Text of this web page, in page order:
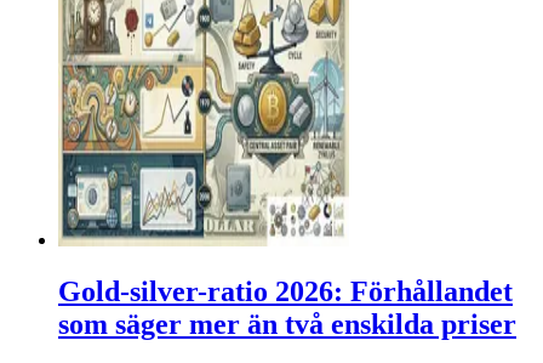
Gold-silver-ratio 2026: Förhållandet
som säger mer än två enskilda priser